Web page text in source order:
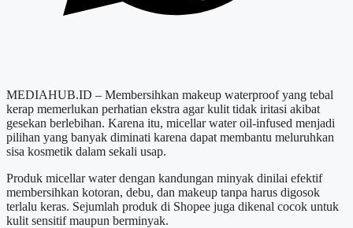
MEDIAHUB.ID – Membersihkan makeup waterproof yang tebal
kerap memerlukan perhatian ekstra agar kulit tidak iritasi akibat
gesekan berlebihan. Karena itu, micellar water oil-infused menjadi
pilihan yang banyak diminati karena dapat membantu meluruhkan
sisa kosmetik dalam sekali usap.
Produk micellar water dengan kandungan minyak dinilai efektif
membersihkan kotoran, debu, dan makeup tanpa harus digosok
terlalu keras. Sejumlah produk di Shopee juga dikenal cocok untuk
kulit sensitif maupun berminyak.